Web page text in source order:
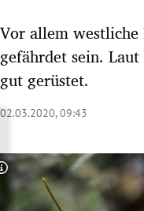
Untermenü
Untermenü
Untermenü
Vor allem
gefährdet sein.
gut gerüstet.
02.03.2020, 09:43
Copyright-Hinweis öffnen/